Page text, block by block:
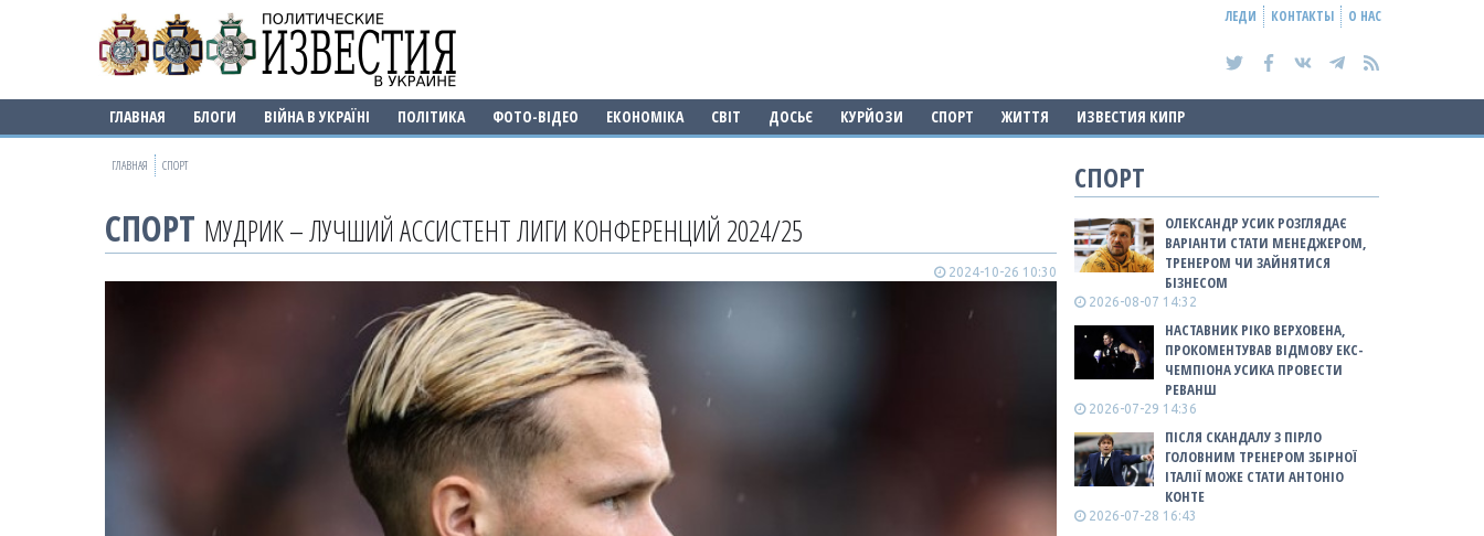
ЛЕДИ КОНТАКТЫ О НАС
ГЛАВНАЯ БЛОГИ ВІЙНА В УКРАЇНІ ПОЛІТИКА ФОТО-ВІДЕО ЕКОНОМІКА СВІТ ДОСЬЄ КУРЙОЗИ СПОРТ ЖИТТЯ ИЗВЕСТИЯ КИПР
ГЛАВНАЯ СПОРТ
СПОРТ МУДРИК – ЛУЧШИЙ АССИСТЕНТ ЛИГИ КОНФЕРЕНЦИЙ 2024/25
2024-10-26 10:30
СПОРТ
ОЛЕКСАНДР УСИК РОЗГЛЯДАЄ
ВАРІАНТИ СТАТИ МЕНЕДЖЕРОМ,
ТРЕНЕРОМ ЧИ ЗАЙНЯТИСЯ
БІЗНЕСОМ
2026-08-07 14:32
НАСТАВНИК РІКО ВЕРХОВЕНА,
ПРОКОМЕНТУВАВ ВІДМОВУ ЕКС-
ЧЕМПІОНА УСИКА ПРОВЕСТИ
РЕВАНШ
2026-07-29 14:36
ПІСЛЯ СКАНДАЛУ З ПІРЛО
ГОЛОВНИМ ТРЕНЕРОМ ЗБІРНОЇ
ІТАЛІЇ МОЖЕ СТАТИ АНТОНІО
КОНТЕ
2026-07-28 16:43